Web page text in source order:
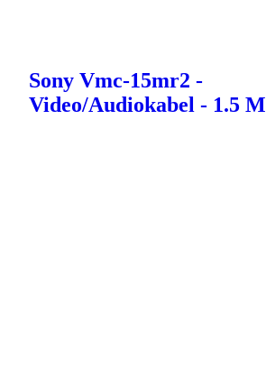
Sony Vmc-15mr2 -
Video/Audiokabel - 1.5 M